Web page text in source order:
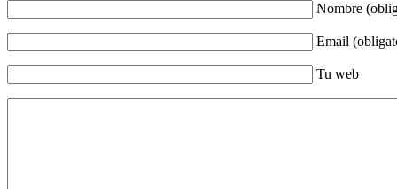
Nombre
Email
Tu web